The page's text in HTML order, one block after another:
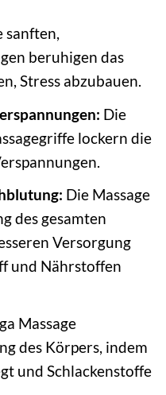
sanften,
beruhigen das
Stress abzubauen.
Die
lockern die
Die Massage
des gesamten
Versorgung
und Nährstoffen
Massage
des Körpers, indem
und Schlackenstoffe